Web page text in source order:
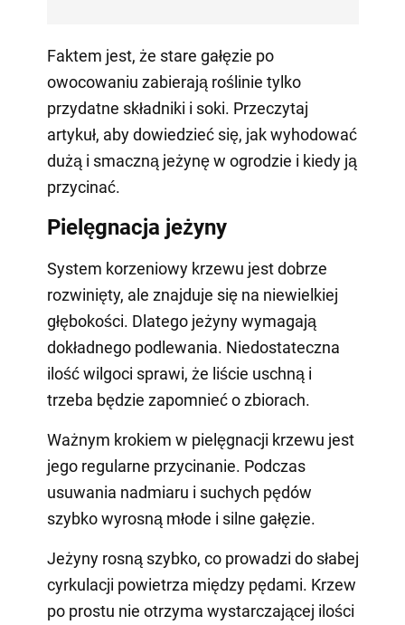
Faktem jest, że stare gałęzie po
owocowaniu zabierają roślinie tylko
przydatne składniki i soki. Przeczytaj
artykuł, aby dowiedzieć się, jak wyhodować
dużą i smaczną jeżynę w ogrodzie i kiedy ją
przycinać.
Pielęgnacja jeżyny
System korzeniowy krzewu jest dobrze
rozwinięty, ale znajduje się na niewielkiej
głębokości. Dlatego jeżyny wymagają
dokładnego podlewania. Niedostateczna
ilość wilgoci sprawi, że liście uschną i
trzeba będzie zapomnieć o zbiorach.
Ważnym krokiem w pielęgnacji krzewu jest
jego regularne przycinanie. Podczas
usuwania nadmiaru i suchych pędów
szybko wyrosną młode i silne gałęzie.
Jeżyny rosną szybko, co prowadzi do słabej
cyrkulacji powietrza między pędami. Krzew
po prostu nie otrzyma wystarczającej ilości